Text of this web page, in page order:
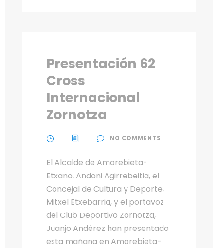
Presentación 62
Cross
Internacional
Zornotza
NO COMMENTS
El Alcalde de Amorebieta-
Etxano, Andoni Agirrebeitia, el
Concejal de Cultura y Deporte,
Mitxel Etxebarria, y el portavoz
del Club Deportivo Zornotza,
Juanjo Andérez han presentado
esta mañana en Amorebieta-